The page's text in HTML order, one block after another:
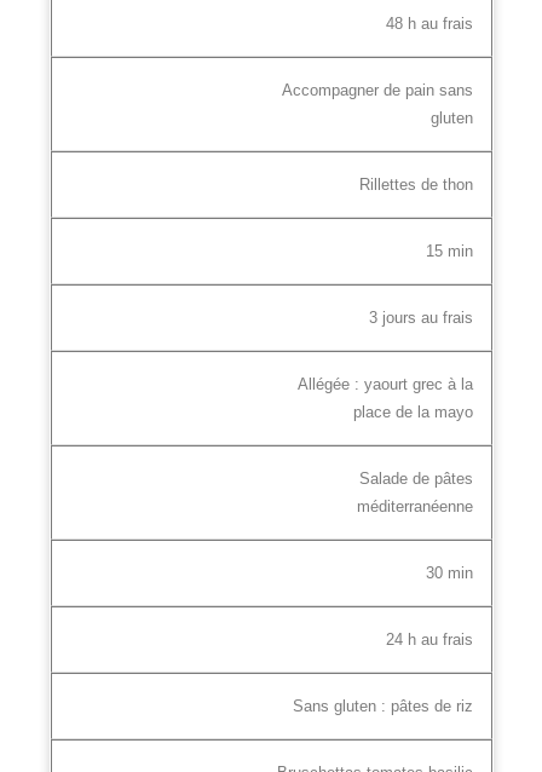
48 h au frais
Accompagner de pain sans
gluten
Rillettes de thon
15 min
3 jours au frais
Allégée : yaourt grec à la
place de la mayo
Salade de pâtes
méditerranéenne
30 min
24 h au frais
Sans gluten : pâtes de riz